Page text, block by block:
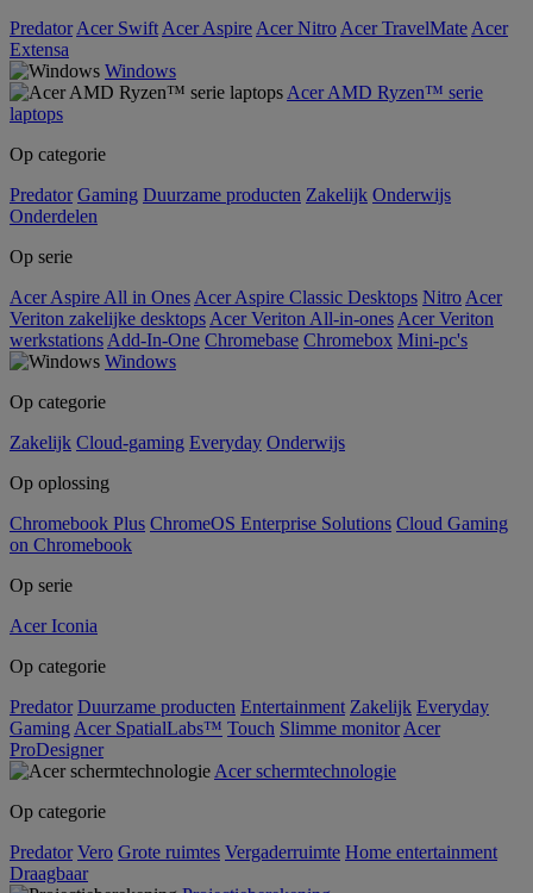
Predator Acer Swift Acer Aspire Acer Nitro Acer TravelMate Acer
Extensa
Windows
Acer AMD Ryzen™ serie
laptops
Op categorie
Predator Gaming Duurzame producten Zakelijk Onderwijs
Onderdelen
Op serie
Acer Aspire All in Ones Acer Aspire Classic Desktops Nitro Acer
Veriton zakelijke desktops Acer Veriton All-in-ones Acer Veriton
werkstations Add-In-One Chromebase Chromebox Mini-pc's
Windows
Op categorie
Zakelijk Cloud-gaming Everyday Onderwijs
Op oplossing
Chromebook Plus ChromeOS Enterprise Solutions Cloud Gaming
on Chromebook
Op serie
Acer Iconia
Op categorie
Predator Duurzame producten Entertainment Zakelijk Everyday
Gaming Acer SpatialLabs™ Touch Slimme monitor Acer
ProDesigner
Acer schermtechnologie
Op categorie
Predator Vero Grote ruimtes Vergaderruimte Home entertainment
Draagbaar